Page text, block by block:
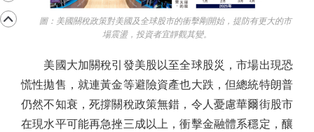
圖：美國關稅政策對美國及全球股市的衝擊剛開始，提防有更大的市
場震盪，投資者宜靜觀其變。
美國大加關稅引發美股以至全球股災，市場出現恐
慌性拋售，就連黃金等避險資產也大跌，但總統特朗普
仍然不知衰，死撐關稅政策無錯，令人憂慮華爾街股市
在現水平可能再急挫三成以上，衝擊金融體系穩定，釀